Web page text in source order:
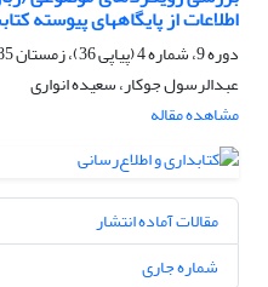
اطلاعات از پایگاههای پیوسته
دوره 9، شماره 4 (پیاپی 36)، زمستان 1385، صفحه
عبدالرسول جوکار، سعیده انواری
مشاهده مقاله
مقالات آماده انتشار
شماره جاری